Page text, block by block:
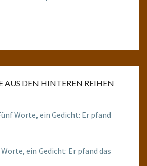
AUS DEN HINTEREN REIHEN
Worte, ein Gedicht: Er pfand
ein Gedicht: Er pfand das